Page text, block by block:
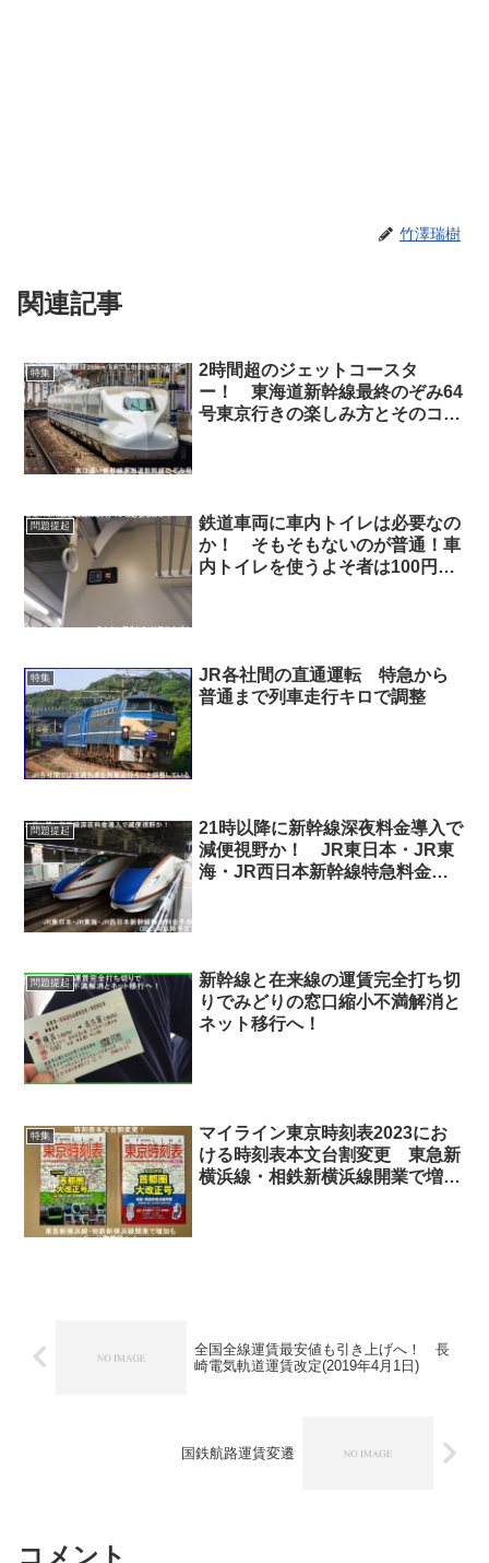
竹澤瑞樹
関連記事
特集
2時間超のジェットコースタ
ー！ 東海道新幹線最終のぞみ64
号東京行きの楽しみ方とそのコ
問題提起
鉄道車両に車内トイレは必要なの
か！ そもそもないのが普通！車
内トイレを使うよそ者は100円払
特集
JR各社間の直通運転 特急から
普通まで列車走行キロで調整
問題提起
21時以降に新幹線深夜料金導入で
減便視野か！ JR東日本・JR東
海・JR西日本新幹線特急料金予
問題提起
新幹線と在来線の運賃完全打ち切
りでみどりの窓口縮小不満解消と
ネット移行へ！
特集
マイライン東京時刻表2023にお
ける時刻表本文台割変更 東急新
横浜線・相鉄新横浜線開業で増加
全国全線運賃最安値も引き上げへ！ 長
崎電気軌道運賃改定(2019年4月1日)
国鉄航路運賃変遷
コメント